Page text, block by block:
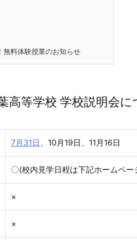
無料体験授業のお知らせ
高等学校 学校説明会に
7月31日 、10月19日、11月16日
〇(校内見学日程は下記ホームペー
×
×